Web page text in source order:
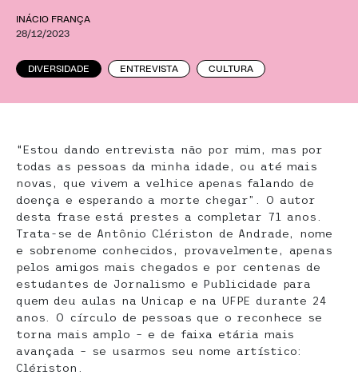
INÁCIO FRANÇA
28/12/2023
DIVERSIDADE ENTREVISTA CULTURA
“Estou dando entrevista não por mim, mas por
todas as pessoas da minha idade, ou até mais
novas, que vivem a velhice apenas falando de
doença e esperando a morte chegar”. O autor
desta frase está prestes a completar 71 anos.
Trata-se de Antônio Clériston de Andrade, nome
e sobrenome conhecidos, provavelmente, apenas
pelos amigos mais chegados e por centenas de
estudantes de Jornalismo e Publicidade para
quem deu aulas na Unicap e na UFPE durante 24
anos. O círculo de pessoas que o reconhece se
torna mais amplo – e de faixa etária mais
avançada – se usarmos seu nome artístico:
Clériston.